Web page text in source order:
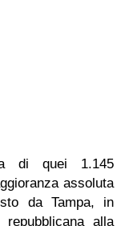
di quei 1.145
assoluta
da Tampa, in
alla